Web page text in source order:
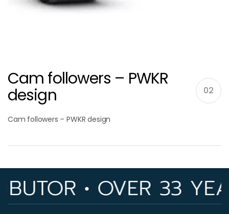
Cam followers – PWKR
design 02
Cam followers – PWKR design
• OVER 33